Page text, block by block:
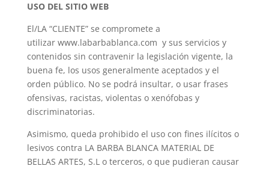
USO DEL SITIO WEB
El/LA “CLIENTE” se compromete a
utilizar www.labarbablanca.com y sus servicios y
contenidos sin contravenir la legislación vigente, la
buena fe, los usos generalmente aceptados y el
orden público. No se podrá insultar, o usar frases
ofensivas, racistas, violentas o xenófobas y
discriminatorias.
Asimismo, queda prohibido el uso con fines ilícitos o
lesivos contra LA BARBA BLANCA MATERIAL DE
BELLAS ARTES, S.L o terceros, o que pudieran causar